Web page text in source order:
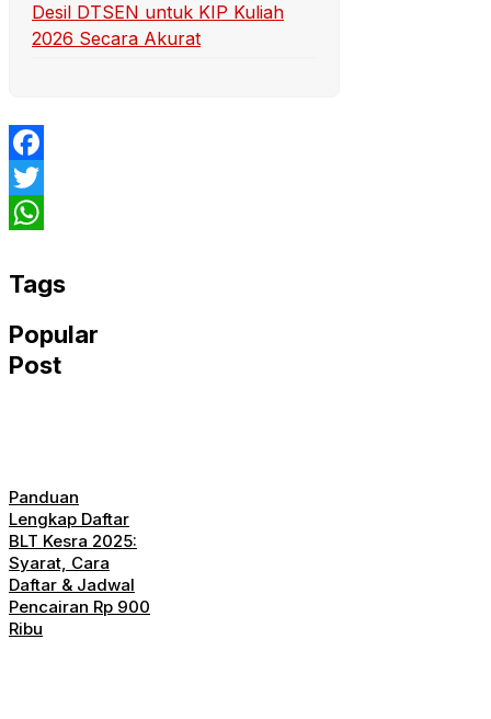
Desil DTSEN untuk KIP Kuliah
2026 Secara Akurat
Facebook
Twitter
Tags
Popular
Post
Panduan
Lengkap Daftar
BLT Kesra 2025:
Syarat, Cara
Daftar & Jadwal
Pencairan Rp 900
Ribu